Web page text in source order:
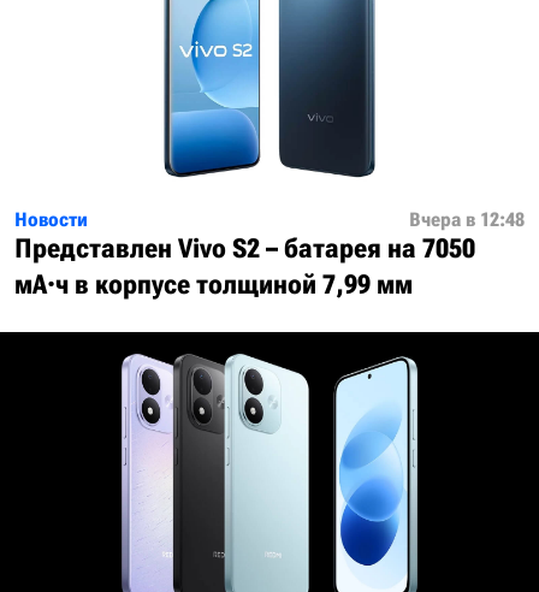
Новости Вчера в 12:48
Представлен Vivo S2 – батарея на 7050
мА·ч в корпусе толщиной 7,99 мм